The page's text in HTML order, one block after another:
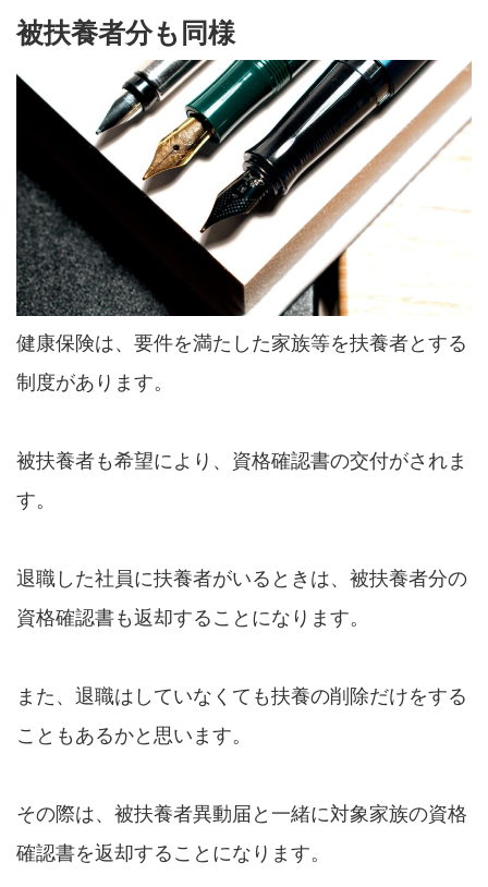
被扶養者分も同様
健康保険は、要件を満たした家族等を扶養者とする
制度があります。
被扶養者も希望により、資格確認書の交付がされま
す。
退職した社員に扶養者がいるときは、被扶養者分の
資格確認書も返却することになります。
また、退職はしていなくても扶養の削除だけをする
こともあるかと思います。
その際は、被扶養者異動届と一緒に対象家族の資格
確認書を返却することになります。